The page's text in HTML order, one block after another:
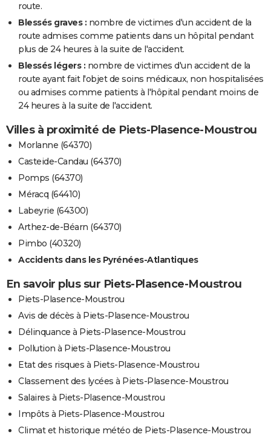
route.
Blessés graves : nombre de victimes d'un accident de la
route admises comme patients dans un hôpital pendant
plus de 24 heures à la suite de l'accident.
Blessés légers : nombre de victimes d'un accident de la
route ayant fait l'objet de soins médicaux, non hospitalisées
ou admises comme patients à l'hôpital pendant moins de
24 heures à la suite de l'accident.
Villes à proximité de Piets-Plasence-Moustrou
Morlanne (64370)
Casteide-Candau (64370)
Pomps (64370)
Méracq (64410)
Labeyrie (64300)
Arthez-de-Béarn (64370)
Pimbo (40320)
Accidents dans les Pyrénées-Atlantiques
En savoir plus sur Piets-Plasence-Moustrou
Piets-Plasence-Moustrou
Avis de décès à Piets-Plasence-Moustrou
Délinquance à Piets-Plasence-Moustrou
Pollution à Piets-Plasence-Moustrou
Etat des risques à Piets-Plasence-Moustrou
Classement des lycées à Piets-Plasence-Moustrou
Salaires à Piets-Plasence-Moustrou
Impôts à Piets-Plasence-Moustrou
Climat et historique météo de Piets-Plasence-Moustrou